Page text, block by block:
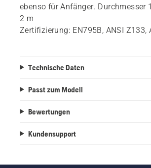
ebenso für Anfänger. Durchmesser
2 m
Zertifizierung: EN795B, ANSI Z133,
Technische Daten
Passt zum Modell
Bewertungen
Kundensupport